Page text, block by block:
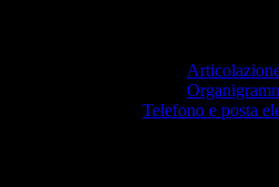
Telefono e posta